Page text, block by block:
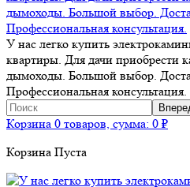
У нас легко купить
квартиры. Для дачи приобрести
дымоходы. Большой выбор.
Профессиональная консультация.
Корзина 0 товаров, сумма: 0 ₽
Корзина Пуста